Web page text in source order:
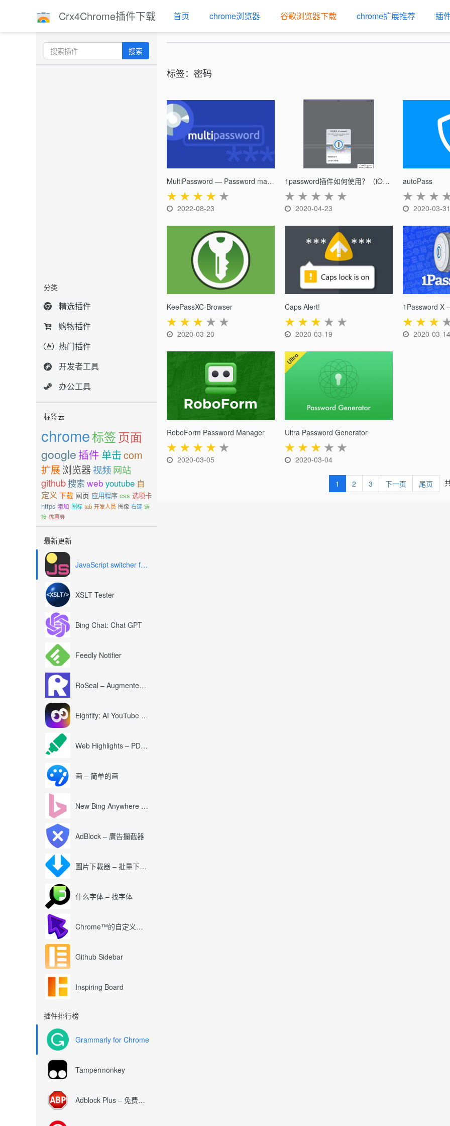
Crx4Chrome插件下载 首页 chrome浏览器 谷歌浏览器下载 chrome扩展推荐 插
搜索
分类
精选插件
购物插件
热门插件
开发者工具
办公工具
标签云
chrome标签页面
google 插件 单击com
扩展浏览器 视频网站
github搜索web youtube 自
定义 下载 网页 应用程序 css 选项卡
https 添加 图标 tab 开发人员 图像 右键 链
接 优惠券
最新更新
JavaScript switcher for SEO and development
XSLT Tester
Bing Chat: Chat GPT
Feedly Notifier
RoSeal – Augmented Roblox Experience
Eightify: AI YouTube Summary with ChatGPT
Web Highlights – PDF & Web Highlighter
画 – 简单的画
New Bing Anywhere (Bing Chat GPT-4)
AdBlock – 廣告攔截器
圖片下載器 – 批量下載圖片
什么字体 – 找字体
Chrome™的自定义光标
Github Sidebar
Inspiring Board
插件排行榜
Grammarly for Chrome
Tampermonkey
Adblock Plus – 免费的广告拦截器
标签：密码
MultiPassword — Password manager
★ ★ ★ ★ ★
2022-08-23
1password插件如何使用？（iOS版）
★ ★ ★ ★ ★
2020-04-23
autoPass
★ ★ ★
2020-03-31
KeePassXC-Browser
★ ★ ★ ★ ★
2020-03-20
Caps Alert!
★ ★ ★ ★ ★
2020-03-19
★ ★ ★
2020-03-14
RoboForm Password Manager
★ ★ ★ ★ ★
2020-03-05
Ultra Password Generator
★ ★ ★ ★ ★
2020-03-04
1 2 3 下一页 尾页